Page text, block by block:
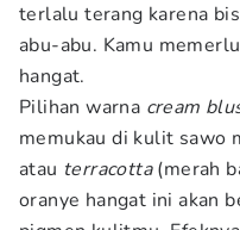
terlalu terang karena
abu-abu. Kamu
hangat.
Pilihan warna cream
memukau di kulit sawo
atau terracotta(merah
oranye hangat ini akan